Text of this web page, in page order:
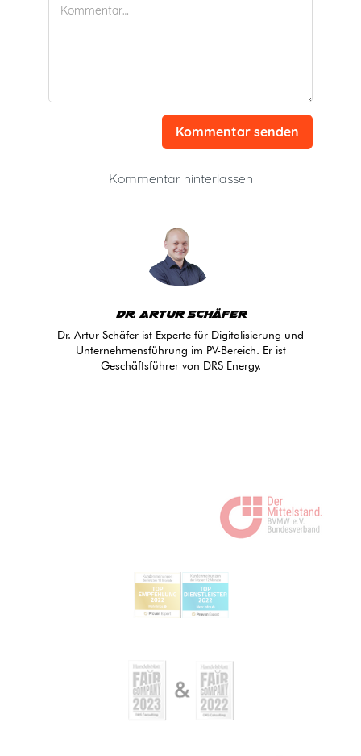
Kommentar senden
Kommentar hinterlassen
Dr. Artur Schäfer
Dr. Artur Schäfer ist Experte für Digitalisierung und
Unternehmensführung im PV-Bereich. Er ist
Geschäftsführer von DRS Energy.